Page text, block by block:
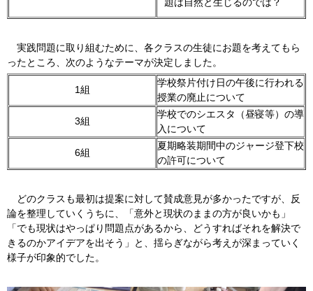
実践問題に取り組むために、各クラスの生徒にお題を考えてもら
ったところ、次のようなテーマが決定しました。
1組
学校祭片付け日の午後に行われる
授業の廃止について
3組
学校でのシエスタ（昼寝等）の導
入について
6組
夏期略装期間中のジャージ登下校
の許可について
どのクラスも最初は提案に対して賛成意見が多かったですが、反
論を整理していくうちに、「意外と現状のままの方が良いかも」
「でも現状はやっぱり問題点があるから、どうすればそれを解決で
きるのかアイデアを出そう」と、揺らぎながら考えが深まっていく
様子が印象的でした。